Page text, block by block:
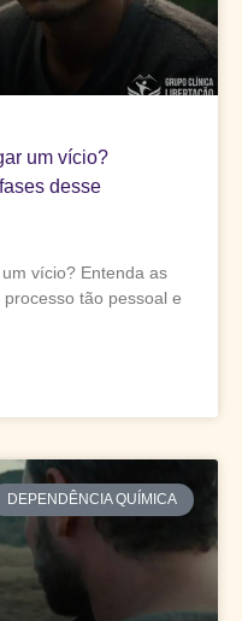
um vício?
desse
vício? Entenda as
tão pessoal e
DEPENDÊNCIA QUÍMICA